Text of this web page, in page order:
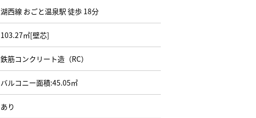
湖西線 おごと温泉駅 徒歩 18分
103.27㎡[壁芯]
鉄筋コンクリート造（RC）
バルコニー面積:45.05㎡
あり